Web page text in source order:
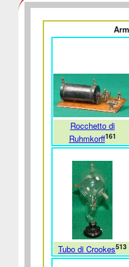
Rocchetto di
Ruhmkorff161
Tubo di Crookes513